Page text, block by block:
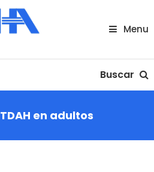
Menu
Buscar
TDAH en adultos